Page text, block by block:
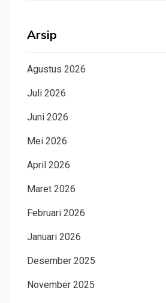
Arsip
Agustus 2026
Juli 2026
Juni 2026
Mei 2026
April 2026
Maret 2026
Februari 2026
Januari 2026
Desember 2025
November 2025